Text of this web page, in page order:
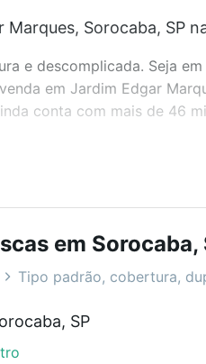
Sorocaba, SP
e descomplicada. Seja
em Jardim Edgar
conta com mais de 46
Você também
como
para você na Loft.
em Jardim Edgar
Se ainda tem
em Sorocaba,
Tipo padrão, cobertura,
SP